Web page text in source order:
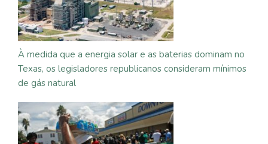
À medida que a energia solar e as baterias dominam no
Texas, os legisladores republicanos consideram mínimos
de gás natural